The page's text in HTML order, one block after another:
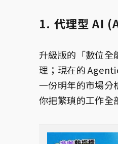
1. 代理型 AI
升級版的「數位全
理；現在的
一份明年的市場分
你把繁瑣的工作全